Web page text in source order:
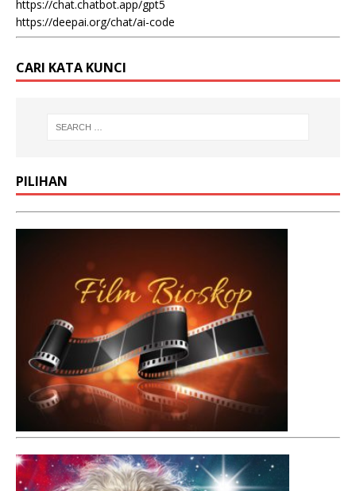
https://chat.chatbot.app/gpt5
https://deepai.org/chat/ai-code
CARI KATA KUNCI
PILIHAN